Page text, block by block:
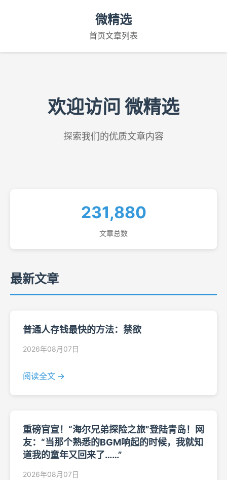
微精选
首页文章列表
欢迎访问 微精选
探索我们的优质文章内容
231,880
文章总数
最新文章
普通人存钱最快的方法：禁欲
2026年08月07日
阅读全文 →
重磅官宣！“海尔兄弟探险之旅”登陆青岛！网
友：“当那个熟悉的BGM响起的时候，我就知
道我的童年又回来了……”
2026年08月07日